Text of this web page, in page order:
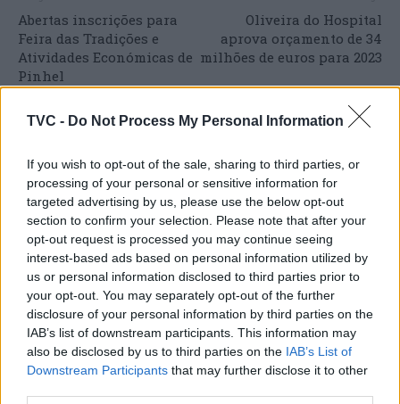
TVC - Do Not Process My Personal Information
If you wish to opt-out of the sale, sharing to third parties, or
processing of your personal or sensitive information for
targeted advertising by us, please use the below opt-out
section to confirm your selection. Please note that after your
opt-out request is processed you may continue seeing
interest-based ads based on personal information utilized by
us or personal information disclosed to third parties prior to
your opt-out. You may separately opt-out of the further
disclosure of your personal information by third parties on the
IAB’s list of downstream participants. This information may
also be disclosed by us to third parties on the IAB’s List of
Downstream Participants that may further disclose it to other
Abertas inscrições para
Feira das Tradições e
Atividades Económicas de
Pinhel
Oliveira do Hospital
aprova orçamento de 34
milhões de euros para 2023
ARTIGOS RELACIONADOSMAIS DO AUTOR
Deputados do PSD saúdam Banda
Sinfónica da ARMAB pelo 1º lugar no